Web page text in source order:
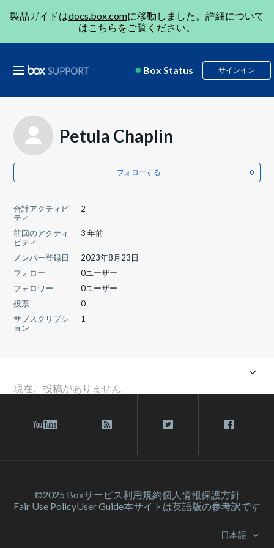
製品ガイドはdocs.box.comに移動しました。詳細について
はこちら をご覧ください。
Box Status サインイン
Petula Chaplin
フォローする
合計アクティビ
ティ
2
前回のアクティ
ビティ
3 年前
メンバー登録日
2023年8月23日
フォロー
0ユーザー
フォロワー
0ユーザー
投票
0
サブスクリプシ
ョン
1
現在、投稿がありません。
©2025 Boxサービス利⽤規約個人情報保護方針
Fair Use PolicyUser Guide本サイトは英語版の参考訳です
日本語